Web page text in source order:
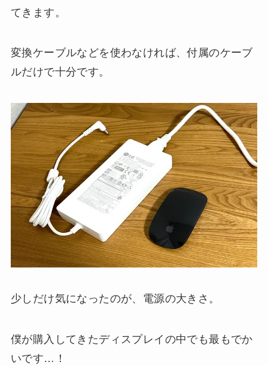
てきます。
変換ケーブルなどを使わなければ、付属のケーブ
ルだけで十分です。
少しだけ気になったのが、電源の大きさ。
僕が購入してきたディスプレイの中でも最もでか
いです…！